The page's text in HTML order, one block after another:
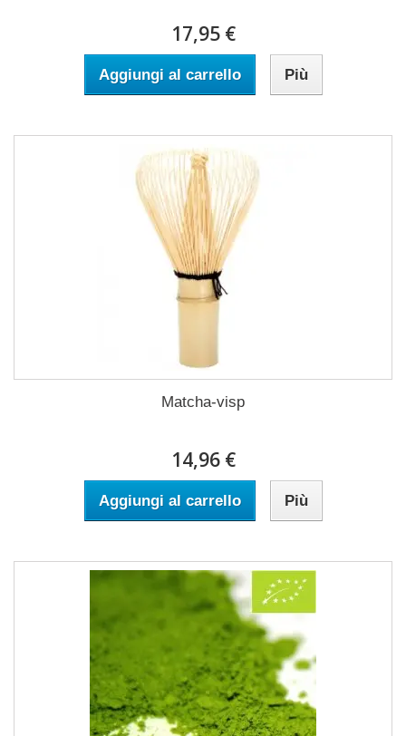
17,95 €
Aggiungi al carrello Più
Matcha-visp
14,96 €
Aggiungi al carrello Più